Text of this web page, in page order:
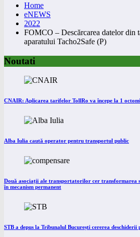
Home
eNEWS
2022
FOMCO – Descărcarea datelor din
aparatului Tacho2Safe (P)
Noutati
CNAIR: Aplicarea tarifelor TollRo va începe la 1
Alba Iulia caută operator pentru transportul public
Două asociații ale transportatorilor cer transformarea
în mecanism permanent
STB a depus la Tribunalul București cererea deschiderii